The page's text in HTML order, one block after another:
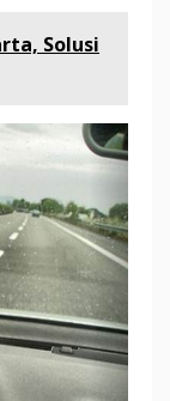
Solusi